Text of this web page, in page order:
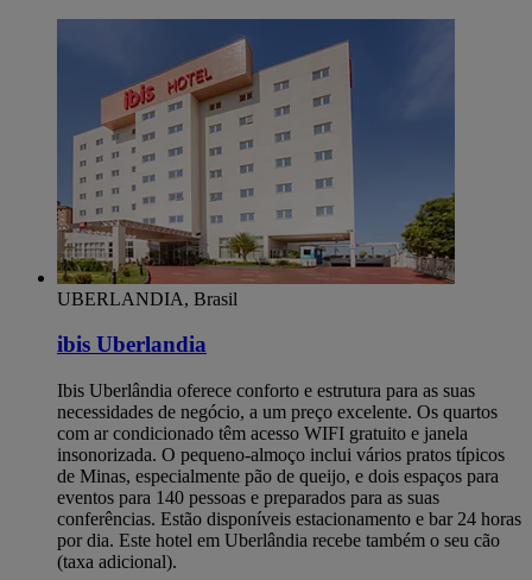
UBERLANDIA, Brasil
ibis Uberlandia
Ibis Uberlândia oferece conforto e estrutura para as suas
necessidades de negócio, a um preço excelente. Os quartos
com ar condicionado têm acesso WIFI gratuito e janela
insonorizada. O pequeno-almoço inclui vários pratos típicos
de Minas, especialmente pão de queijo, e dois espaços para
eventos para 140 pessoas e preparados para as suas
conferências. Estão disponíveis estacionamento e bar 24 horas
por dia. Este hotel em Uberlândia recebe também o seu cão
(taxa adicional).